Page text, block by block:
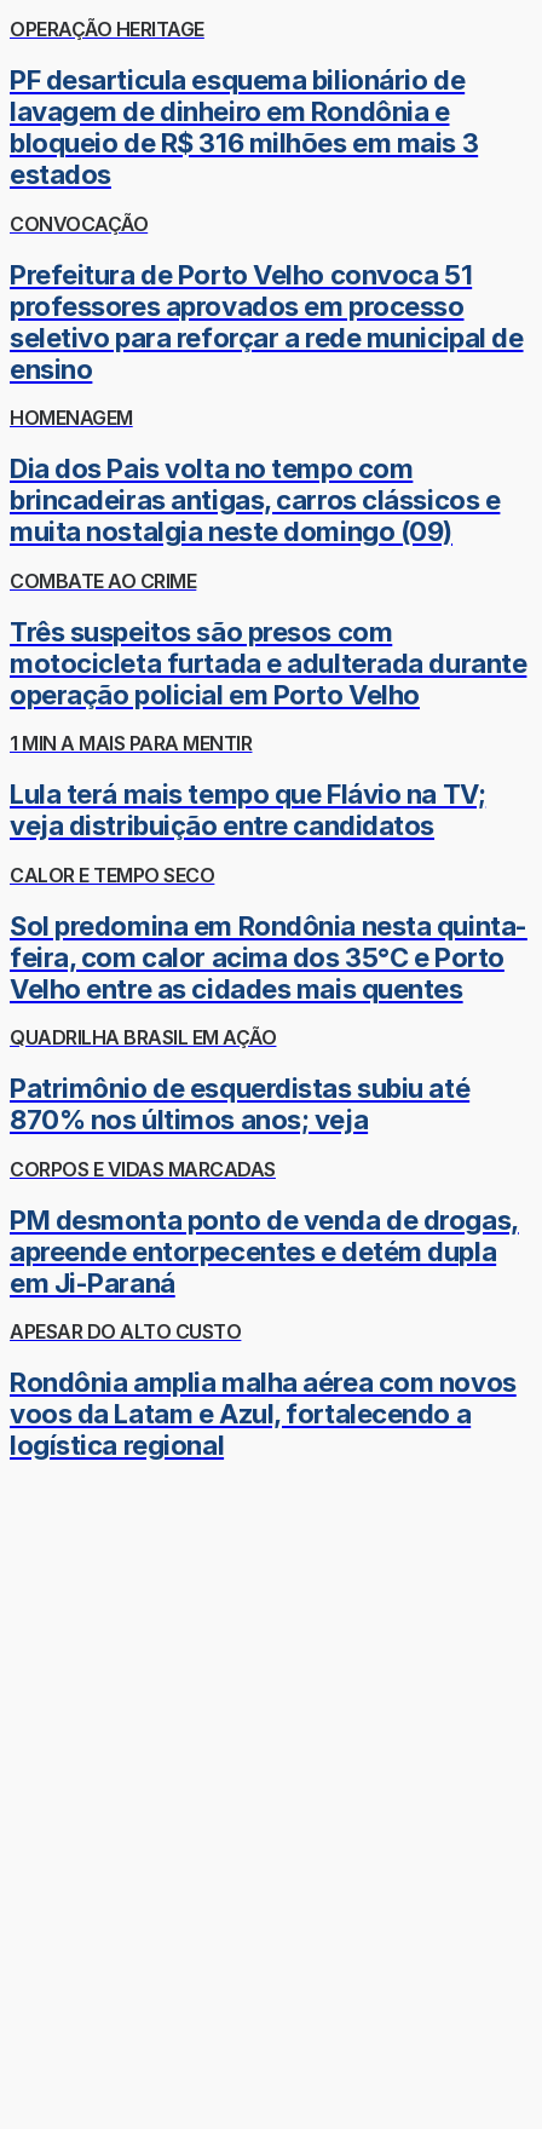
OPERAÇÃO HERITAGE
PF desarticula esquema bilionário de
lavagem de dinheiro em Rondônia e
bloqueio de R$ 316 milhões em mais 3
estados
CONVOCAÇÃO
Prefeitura de Porto Velho convoca 51
professores aprovados em processo
seletivo para reforçar a rede municipal de
ensino
HOMENAGEM
Dia dos Pais volta no tempo com
brincadeiras antigas, carros clássicos e
muita nostalgia neste domingo (09)
COMBATE AO CRIME
Três suspeitos são presos com
motocicleta furtada e adulterada durante
operação policial em Porto Velho
1 MIN A MAIS PARA MENTIR
Lula terá mais tempo que Flávio na TV;
veja distribuição entre candidatos
CALOR E TEMPO SECO
Sol predomina em Rondônia nesta quinta-
feira, com calor acima dos 35°C e Porto
Velho entre as cidades mais quentes
QUADRILHA BRASIL EM AÇÃO
Patrimônio de esquerdistas subiu até
870% nos últimos anos; veja
CORPOS E VIDAS MARCADAS
PM desmonta ponto de venda de drogas,
apreende entorpecentes e detém dupla
em Ji-Paraná
APESAR DO ALTO CUSTO
Rondônia amplia malha aérea com novos
voos da Latam e Azul, fortalecendo a
logística regional